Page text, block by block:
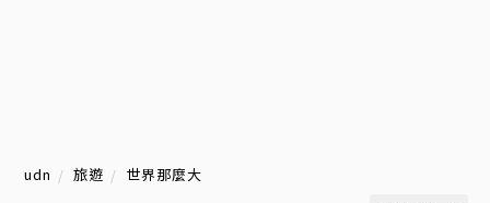
udn 旅遊 世界那麼大